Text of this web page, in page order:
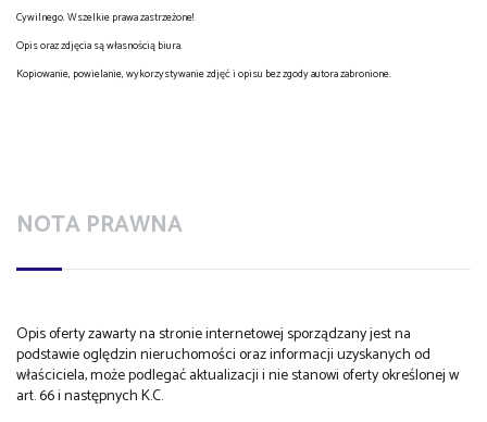
Cywilnego. Wszelkie prawa zastrzeżone!
Opis oraz zdjęcia są własnością biura.
Kopiowanie, powielanie, wykorzystywanie zdjęć i opisu bez zgody autora zabronione.
NOTA PRAWNA
Opis oferty zawarty na stronie internetowej sporządzany jest na
podstawie oględzin nieruchomości oraz informacji uzyskanych od
właściciela, może podlegać aktualizacji i nie stanowi oferty określonej w
art. 66 i następnych K.C.